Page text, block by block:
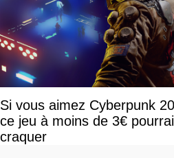
Si vous aimez Cyberpunk
ce jeu à moins de 3€
craquer